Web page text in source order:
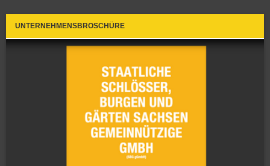
UNTERNEHMENSBROSCHÜRE